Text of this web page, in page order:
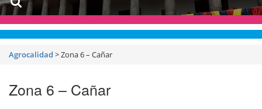
Agrocalidad >Zona 6 – Cañar
Zona 6 – Cañar